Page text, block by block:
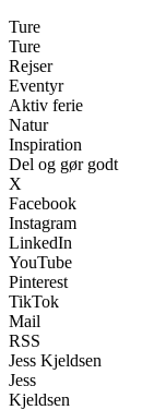
Ture
Ture
Rejser
Eventyr
Aktiv ferie
Natur
Inspiration
Del og gør godt
X
Facebook
Instagram
LinkedIn
YouTube
Pinterest
TikTok
Mail
RSS
Jess Kjeldsen
Jess
Kjeldsen